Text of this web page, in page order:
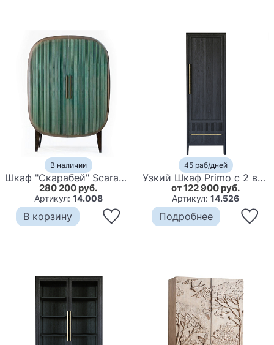
В наличии
Шкаф "Скарабей" Scarab Armoire
280 200 руб.
Артикул: 14.008
В корзину
45 раб/дней
Узкий Шкаф Primo с 2 выдвижными ящиками Черный дуб
от 122 900 руб.
Артикул:14.526
Подробнее